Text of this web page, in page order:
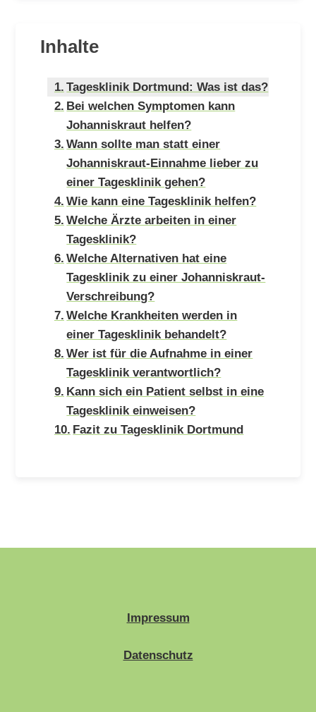
Inhalte
Tagesklinik Dortmund: Was ist das?
Bei welchen Symptomen kann
Johanniskraut helfen?
Wann sollte man statt einer
Johanniskraut-Einnahme lieber zu
einer Tagesklinik gehen?
Wie kann eine Tagesklinik helfen?
Welche Ärzte arbeiten in einer
Tagesklinik?
Welche Alternativen hat eine
Tagesklinik zu einer Johanniskraut-
Verschreibung?
Welche Krankheiten werden in
einer Tagesklinik behandelt?
Wer ist für die Aufnahme in einer
Tagesklinik verantwortlich?
Kann sich ein Patient selbst in eine
Tagesklinik einweisen?
Fazit zu Tagesklinik Dortmund
Impressum
Datenschutz